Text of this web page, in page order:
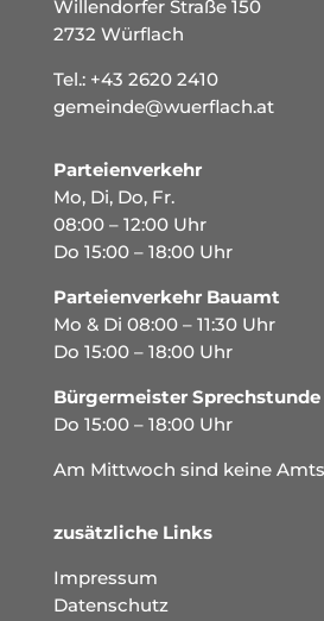
Willendorfer Straße 150
2732 Würflach
Tel.: +43 2620 2410
gemeinde@wuerflach.at
Parteienverkehr
Mo, Di, Do, Fr.
08:00 – 12:00 Uhr
Do 15:00 – 18:00 Uhr
Parteienverkehr Bauamt
Mo & Di 08:00 – 11:30 Uhr
Do 15:00 – 18:00 Uhr
Bürgermeister Sprechstunde
Do 15:00 – 18:00 Uhr
Am Mittwoch sind keine
zusätzliche Links
Impressum
Datenschutz